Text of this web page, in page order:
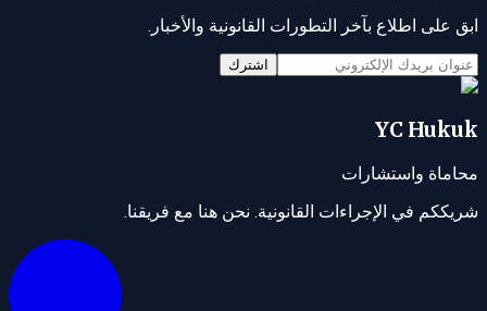
ابق على اطلاع بآخر التطورات القانونية والأخبار.
اشترك
YC Hukuk
محاماة واستشارات
شريككم في الإجراءات القانونية. نحن هنا مع فريقنا.